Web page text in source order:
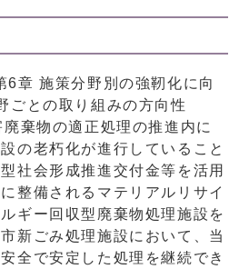
章 施策分野別の強靭化に向
ごとの取り組みの方向性
棄物の適正処理の推進内に
の老朽化が進行していること
社会形成推進交付金等を活用
整備されるマテリアルリサイ
ギー回収型廃棄物処理施設を
新ごみ処理施設において、当
全で安定した処理を継続でき